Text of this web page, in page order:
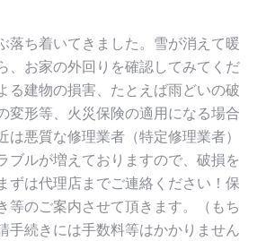
落ち着いてきました。雪が消えて暖
、お家の外回りを確認してみてくだ
る建物の損害、たとえば雨どいの破
変形等、火災保険の適用になる場合
は悪質な修理業者（特定修理業者）
ブルが増えておりますので、破損を
ずは代理店までご連絡ください！保
等のご案内させて頂きます。（もち
手続きには手数料等はかかりません